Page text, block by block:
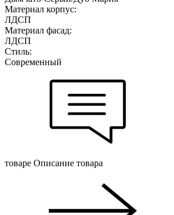
Материал корпус:
ЛДСП
Материал фасад:
ЛДСП
Стиль:
Современный
товаре Описание товара